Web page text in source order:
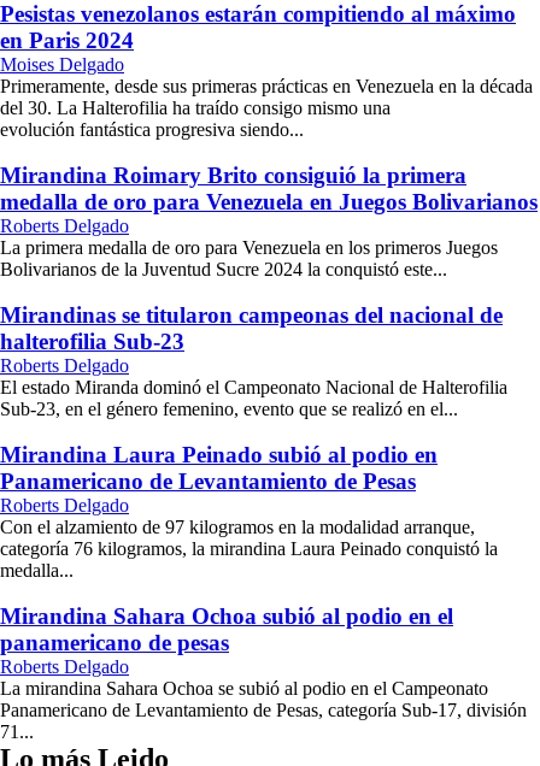
Pesistas venezolanos estarán compitiendo al máximo
en Paris 2024
Moises Delgado
Primeramente, desde sus primeras prácticas en Venezuela en la década
del 30. La Halterofilia ha traído consigo mismo una
evolución fantástica progresiva siendo...
Mirandina Roimary Brito consiguió la primera
medalla de oro para Venezuela en Juegos Bolivarianos
Roberts Delgado
La primera medalla de oro para Venezuela en los primeros Juegos
Bolivarianos de la Juventud Sucre 2024 la conquistó este...
Mirandinas se titularon campeonas del nacional de
halterofilia Sub-23
Roberts Delgado
El estado Miranda dominó el Campeonato Nacional de Halterofilia
Sub-23, en el género femenino, evento que se realizó en el...
Mirandina Laura Peinado subió al podio en
Panamericano de Levantamiento de Pesas
Roberts Delgado
Con el alzamiento de 97 kilogramos en la modalidad arranque,
categoría 76 kilogramos, la mirandina Laura Peinado conquistó la
medalla...
Mirandina Sahara Ochoa subió al podio en el
panamericano de pesas
Roberts Delgado
La mirandina Sahara Ochoa se subió al podio en el Campeonato
Panamericano de Levantamiento de Pesas, categoría Sub-17, división
71...
Lo más Leido